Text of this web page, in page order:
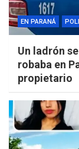
EN PARANÁ
Un ladrón
robaba en
propietario